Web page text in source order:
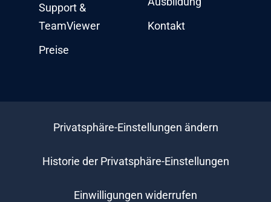
Support &
TeamViewer
Preise
Kontakt
Privatsphäre-Einstellungen ändern
Historie der Privatsphäre-Einstellungen
Einwilligungen widerrufen